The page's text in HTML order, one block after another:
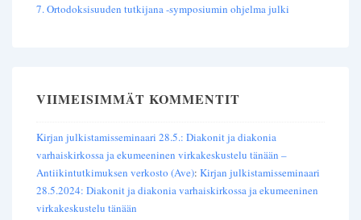
7. Ortodoksisuuden tutkijana -symposiumin ohjelma julki
VIIMEISIMMÄT KOMMENTIT
Kirjan julkistamisseminaari 28.5.: Diakonit ja diakonia
varhaiskirkossa ja ekumeeninen virkakeskustelu tänään –
Antiikintutkimuksen verkosto (Ave): Kirjan julkistamisseminaari
28.5.2024: Diakonit ja diakonia varhaiskirkossa ja ekumeeninen
virkakeskustelu tänään